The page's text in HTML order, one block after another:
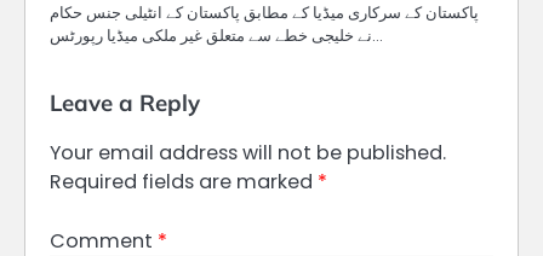
پاکستان کے سرکاری میڈیا کے مطابق پاکستان کے انٹیلی جنس حکام
نے خلیجی خطے سے متعلق غیر ملکی میڈیا رپورٹس…
Leave a Reply
Your email address will not be published.
Required fields are marked *
Comment *